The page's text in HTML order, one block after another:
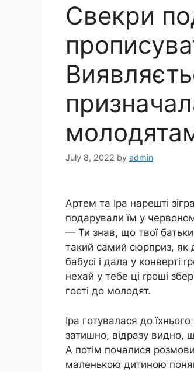
Свекри
July 8, 2022 by admin
Артем та Іра нарешті
подарували їм у
— Ти знав, що твої
такий самий сюрприз, як
бабусі і дала у конверті
нехай у тебе ці rроші
гості до молодят.
Іра готувалася до
затишно, відразу видно,
А потім почалися
маленькою дитиною